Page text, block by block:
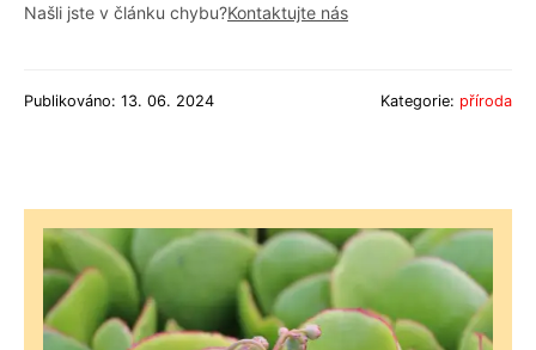
Našli jste v článku chybu?Kontaktujte nás
Publikováno: 13. 06. 2024 Kategorie: příroda